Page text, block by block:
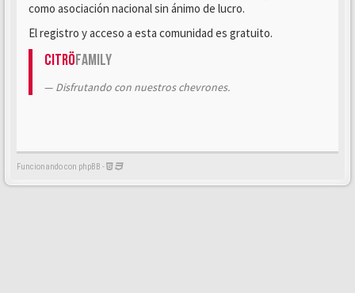
como asociación nacional sin ánimo de lucro.
El registro y acceso a esta comunidad es gratuito.
CitröFamily
Disfrutando con nuestros chevrones.
Funcionando con phpBB -